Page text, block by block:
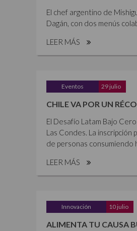
El chef argentino de
Dagán, con dos menús
LEER MÁS
Eventos 29 julio
CHILE VA POR UN
El Desafío Latam Bajo
Las Condes. La
de personas consumiendo
LEER MÁS
Innovación 10 julio
ALIMENTA TU CAUSA